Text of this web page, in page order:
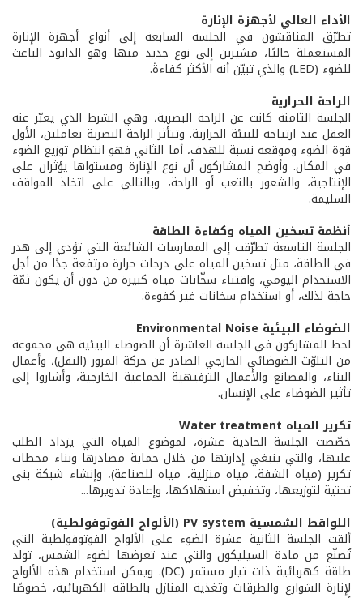
الأداء العالي لأجهزة الإنارة
تطرّق المناقشون في الجلسة السابعة إلى أنواع أجهزة الإنارة
المستعملة حاليًا، مشيرين إلى نوع جديد منها وهو الدايود الباعث
للضوء (LED) والذي تبيّن أنه الأكثر كفاءةً.
الراحة الحرارية
الجلسة الثامنة كانت عن الراحة البصرية، وهي الشرط الذي يعبّر عنه
العقل عند ارتياحه للبيئة الحرارية. وتتأثر الراحة البصرية بعاملين، الأول
قوة الضوء وموقعه نسبة للهدف، أما الثاني فهو انتظام توزيع الضوء
في المكان. وأوضح المشاركون أن نوع الإنارة ومستواها يؤثران على
الإنتاجية، والشعور بالتعب أو الراحة، وبالتالي على اتخاذ المواقف
السليمة.
أنظمة تسخين المياه وكفاءة الطاقة
الجلسة التاسعة تطرّقت إلى الممارسات الشائعة التي تؤدي إلى هدر
في الطاقة، مثل تسخين المياه على درجات حرارة مرتفعة جدًا من أجل
الاستخدام اليومي، واقتناء سخّانات مياه كبيرة من دون أن يكون ثمّة
حاجة لذلك، أو استخدام سخانات غير كفوءة.
الضوضاء البيئية Environmental Noise
لحظ المشاركون في الجلسة العاشرة أن الضوضاء البيئية هي مجموعة
من التلوّث الضوضائي الخارجي الصادر عن حركة المرور (النقل)، وأعمال
البناء، والمصانع والأعمال الترفيهية الجماعية الخارجية، وأشاروا إلى
تأثير الضوضاء على الإنسان.
تكرير المياه Water treatment
خصّصت الجلسة الحادية عشرة، لموضوع المياه التي يزداد الطلب
عليها، والتي ينبغي إدارتها من خلال حماية مصادرها وبناء محطات
تكرير (مياه الشفة، مياه منزلية، مياه للصناعة)، وإنشاء شبكة بنى
تحتية لتوزيعها، وتخفيض استهلاكها، وإعادة تدويرها...
اللواقط الشمسية PV system (الألواح الفوتوفولطية)
ألقت الجلسة الثانية عشرة الضوء على الألواح الفوتوفولطية التي
تُصنّع من مادة السيليكون والتي عند تعرضها لضوء الشمس، تولد
طاقة كهربائية ذات تيار مستمر (DC). ويمكن استخدام هذه الألواح
لإنارة الشوارع والطرقات وتغذية المنازل بالطاقة الكهربائية، خصوصًا